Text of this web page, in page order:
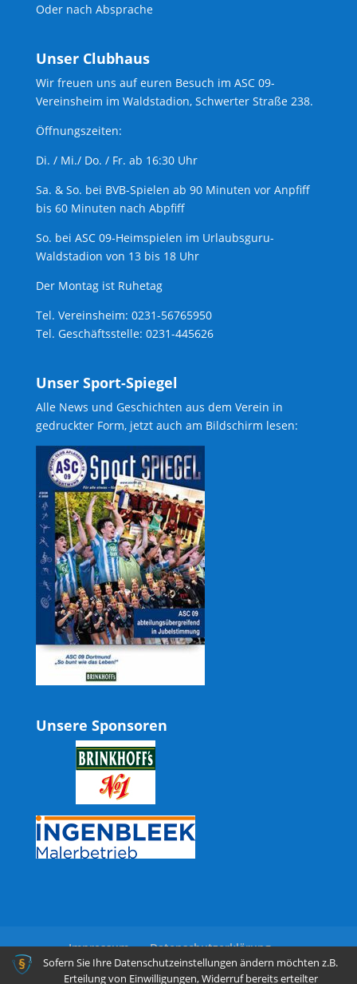
Oder nach Absprache
Unser Clubhaus
Wir freuen uns auf euren Besuch im ASC 09-
Vereinsheim im Waldstadion, Schwerter Straße 238.
Öffnungszeiten:
Di. / Mi./ Do. / Fr. ab 16:30 Uhr
Sa. & So. bei BVB-Spielen ab 90 Minuten vor Anpfiff
bis 60 Minuten nach Abpfiff
So. bei ASC 09-Heimspielen im Urlaubsguru-
Waldstadion von 13 bis 18 Uhr
Der Montag ist Ruhetag
Tel. Vereinsheim: 0231-56765950
Tel. Geschäftsstelle: 0231-445626
Unser Sport-Spiegel
Alle News und Geschichten aus dem Verein in
gedruckter Form, jetzt auch am Bildschirm lesen:
Unsere Sponsoren
Impressum Datenschutzerklärung
Sofern Sie Ihre Datenschutzeinstellungen ändern möchten z.B.
Erteilung von Einwilligungen, Widerruf bereits erteilter